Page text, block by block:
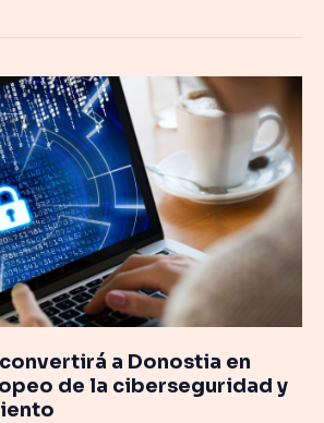
convertirá a Donostia en
de la ciberseguridad y